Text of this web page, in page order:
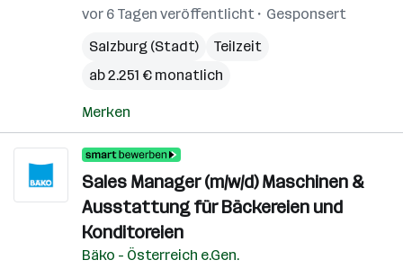
vor 6 Tagen veröffentlicht
Gesponsert
Salzburg (Stadt)
Teilzeit
ab 2.251 € monatlich
Merken
Sales Manager (m/w/d) Maschinen &
Ausstattung für Bäckereien und
Konditoreien
Bäko - Österreich e.Gen.